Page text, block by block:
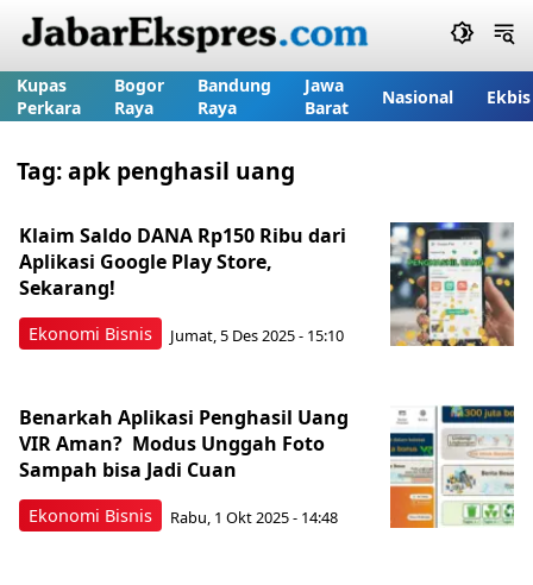
Kupas
Perkara
Bogor
Raya
Bandung
Raya
Jawa
Barat
Nasional Ekbis
Tag:apk penghasil uang
Ekonomi Bisnis
Klaim Saldo DANA Rp150 Ribu dari
Aplikasi Google Play Store,
Sekarang!
Jumat, 5 Des 2025 - 15:10
Ekonomi Bisnis
Benarkah Aplikasi Penghasil Uang
VIR Aman? Modus Unggah Foto
Sampah bisa Jadi Cuan
Rabu, 1 Okt 2025 - 14:48